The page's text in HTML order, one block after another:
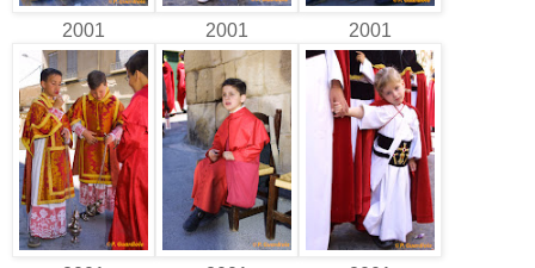
2001 2001 2001